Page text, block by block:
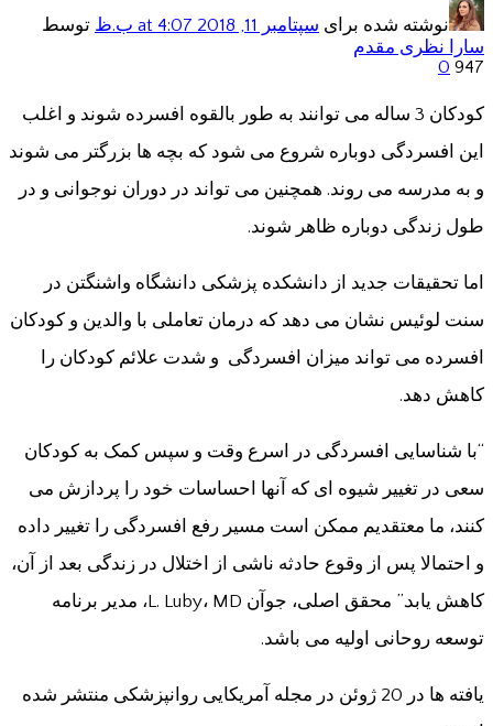
نوشته شده برای سپتامبر 11, 2018 at 4:07 ب.ظ
توسط
سارا نظری مقدم
947
0
کودکان 3 ساله می توانند به طور بالقوه افسرده شوند و اغلب
این افسردگی دوباره شروع می شود که بچه ها بزرگتر می شوند
و به مدرسه می روند. همچنین می تواند در دوران نوجوانی و در
طول زندگی دوباره ظاهر شوند.
اما تحقیقات جدید از دانشکده پزشکی دانشگاه واشنگتن در
سنت لوئیس نشان می دهد که درمان تعاملی با والدین و کودکان
افسرده می تواند میزان افسردگی و شدت علائم کودکان را
کاهش دهد.
“با شناسایی افسردگی در اسرع وقت و سپس کمک به کودکان
سعی در تغییر شیوه ای که آنها احساسات خود را پردازش می
کنند، ما معتقدیم ممکن است مسیر رفع افسردگی را تغییر داده
و احتمالا پس از وقوع حادثه ناشی از اختلال در زندگی بعد از آن،
کاهش یابد.” محقق اصلی، جوآن L. Luby، MD، مدیر برنامه
توسعه روحانی اولیه می باشد.
یافته ها در 20 ژوئن در مجله آمریکایی روانپزشکی منتشر شده